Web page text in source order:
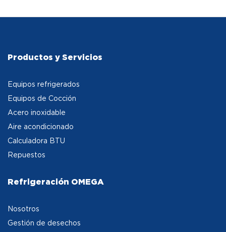
Productos y Servicios
Equipos refrigerados
Equipos de Cocción
Acero inoxidable
Aire acondicionado
Calculadora BTU
Repuestos
Refrigeración OMEGA
Nosotros
Gestión de desechos